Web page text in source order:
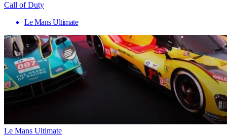
Call of Duty
Le Mans Ultimate
Le Mans Ultimate